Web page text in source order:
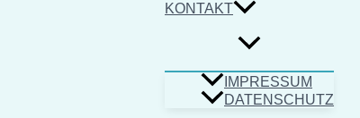
KONTAKT
IMPRESSUM
DATENSCHUTZ